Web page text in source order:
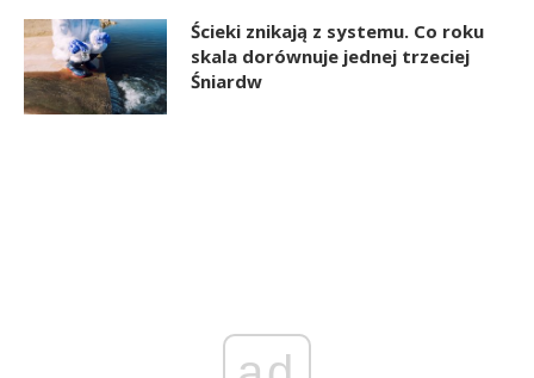
Ścieki znikają z systemu. Co roku
skala dorównuje jednej trzeciej
Śniardw